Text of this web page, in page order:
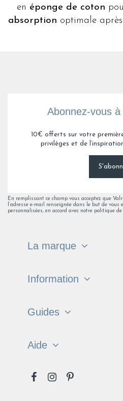
en éponge de coton
absorption optimale
Abonnez-vous
10€ offerts sur votre
privilèges et de
En remplissant ce champ vous acceptez que
l’adresse e-mail renseignée dans le but de vous
personnalisées, en accord avec notre politique
La marque
Information
Guides
Aide